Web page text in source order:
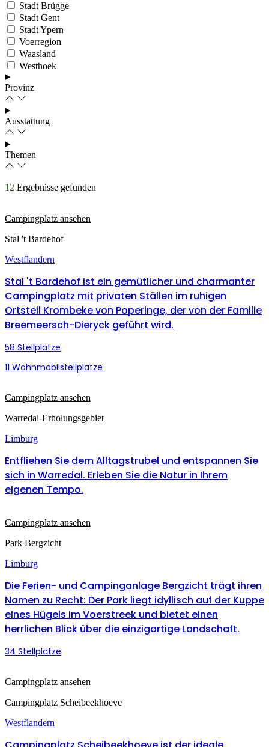
Stadt Brügge
Stadt Gent
Stadt Ypern
Voerregion
Waasland
Westhoek
Provinz
Ausstattung
Themen
12 Ergebnisse gefunden
Campingplatz ansehen
Stal 't Bardehof
Westflandern
Stal 't Bardehof ist ein gemütlicher und charmanter
Campingplatz mit privaten Ställen im ruhigen
Ortsteil Krombeke von Poperinge, der von der Familie
Breemeersch-Dieryck geführt wird.
58 Stellplätze
11 Wohnmobilstellplätze
Campingplatz ansehen
Warredal-Erholungsgebiet
Limburg
Entfliehen Sie dem Alltagstrubel und entspannen Sie
sich in Warredal. Erleben Sie die Natur in Ihrem
eigenen Tempo.
Campingplatz ansehen
Park Bergzicht
Limburg
Die Ferien- und Campinganlage Bergzicht trägt ihren
Namen zu Recht: Der Park liegt idyllisch auf der Kuppe
eines Hügels im Voerstreek und bietet einen
herrlichen Blick über die einzigartige Landschaft.
34 Stellplätze
Campingplatz ansehen
Campingplatz Scheibeekhoeve
Westflandern